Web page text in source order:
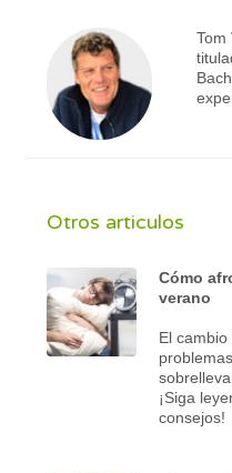
Tom
Otros articulos
Cómo
verano
El
¡Siga
consejos!